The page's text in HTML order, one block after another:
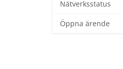
Nätverksstatus
Öppna ärende